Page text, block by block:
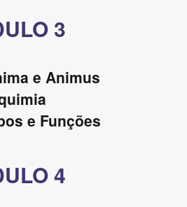
3
e Animus
e Funções
4